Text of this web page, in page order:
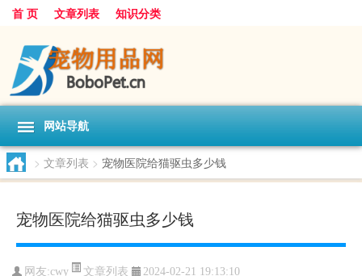
首 页 文章列表 知识分类
网站导航
> 文章列表 > 宠物医院给猫驱虫多少钱
宠物医院给猫驱虫多少钱
网友:cwy 文章列表 2024-02-21 19:13:10